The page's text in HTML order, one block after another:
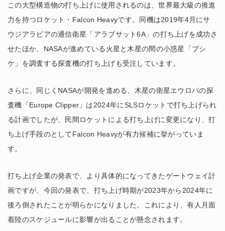
この大型構造物の打ち上げに使用されるのは、世界最大級の推進
力を持つロケット・Falcon Heavyです。同機は2019年4月にサ
ウジアラビアの通信衛星「アラブサット6A」の打ち上げを成功さ
せたほか、NASAが進めている火星と木星の間の小惑星「プシ
ケ」を調査する探査機の打ち上げも受注しています。
さらに、同じくNASAが開発を進める、木星の衛星エウロパの探
査機「Europe Clipper」は2024年にSLSロケットで打ち上げられ
る計画でしたが、民間ロケットによる打ち上げに変更になり、打
ち上げ手段のとしてFalcon Heavyが有力候補に挙がっていま
す。
打ち上げ企業の発表で、より具体的になってきたゲートウェイ計
画ですが、今回の発表で、打ち上げ時期が2023年から2024年に
後ろ倒されたことが明らかになりました。これにより、有人月面
着陸のスケジュールに影響が出ることが懸念されます。